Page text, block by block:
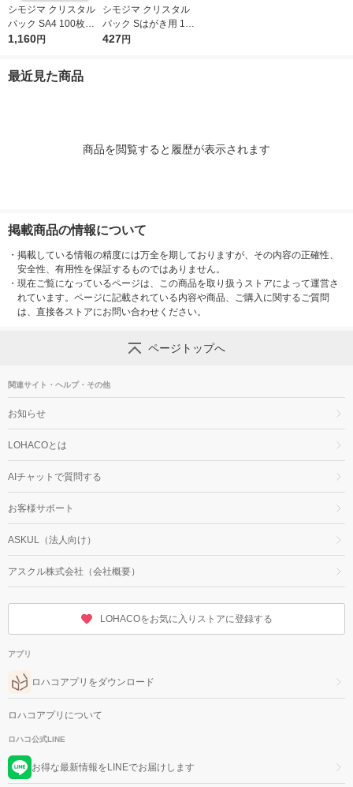
シモジマ クリスタル
パック SA4 100枚入 6
739200 1袋(100枚入)
1,160円
シモジマ クリスタル
パック Sはがき用 100
枚入 6751700 1袋(10
427円
最近見た商品
商品を閲覧すると履歴が表示されます
掲載商品の情報について
・ 掲載している情報の精度には万全を期しておりますが、その内容の正確性、
安全性、有用性を保証するものではありません。
・ 現在ご覧になっているページは、この商品を取り扱うストアによって運営さ
れています。ページに記載されている内容や商品、ご購入に関するご質問
は、直接各ストアにお問い合わせください。
ページトップへ
関連サイト・ヘルプ・その他
お知らせ
LOHACOとは
AIチャットで質問する
お客様サポート
ASKUL（法人向け）
アスクル株式会社（会社概要）
LOHACOをお気に入りストアに登録する
アプリ
ロハコアプリをダウンロード
ロハコアプリについて
ロハコ公式LINE
お得な最新情報をLINEでお届けします